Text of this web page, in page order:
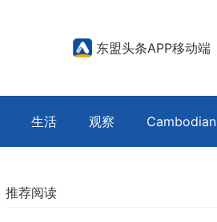
东盟头条APP移动端
生活 观察 Cambodian
推荐阅读